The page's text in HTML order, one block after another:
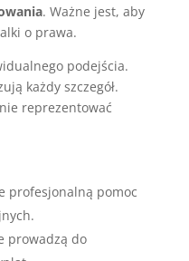
. Ważne jest, aby
o prawa.
podejścia.
każdy szczegół.
reprezentować
profesjonalną pomoc
prowadzą do